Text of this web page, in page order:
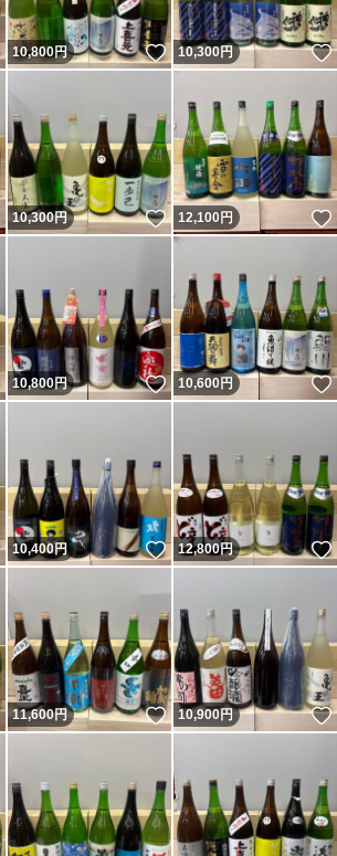
いいね！
10,800円 いいね！
10,300円
いいね！
10,300円 いいね！
12,100円
いいね！
10,800円 いいね！
10,600円
いいね！
10,400円 いいね！
12,800円
いいね！
11,600円 いいね！
10,900円